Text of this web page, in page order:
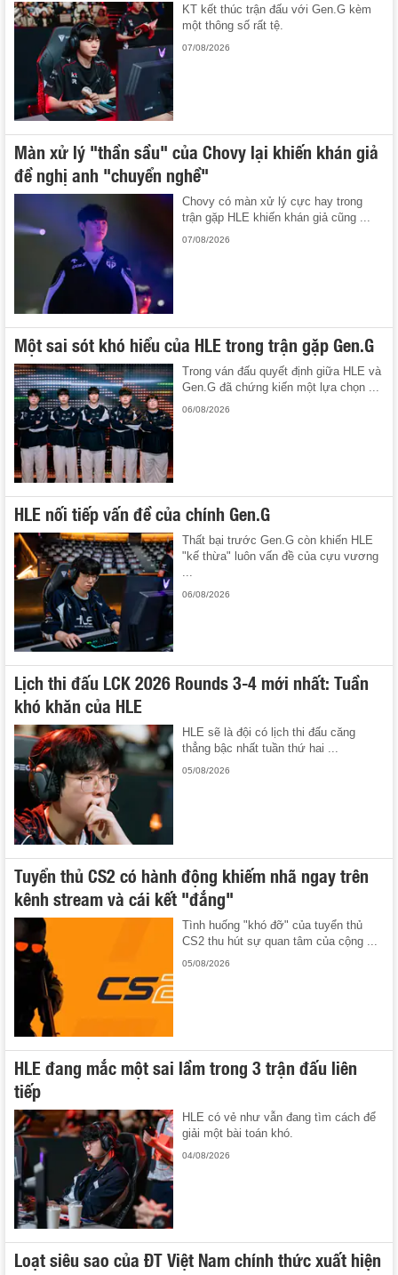
KT kết thúc trận đấu với Gen.G kèm
một thông số rất tệ.
07/08/2026
Màn xử lý "thần sầu" của Chovy lại khiến khán giả
đề nghị anh "chuyển nghề"
Chovy có màn xử lý cực hay trong
trận gặp HLE khiến khán giả cũng ...
07/08/2026
Một sai sót khó hiểu của HLE trong trận gặp Gen.G
Trong ván đấu quyết định giữa HLE và
Gen.G đã chứng kiến một lựa chọn ...
06/08/2026
HLE nối tiếp vấn đề của chính Gen.G
Thất bại trước Gen.G còn khiến HLE
"kế thừa" luôn vấn đề của cựu vương
06/08/2026
Lịch thi đấu LCK 2026 Rounds 3-4 mới nhất: Tuần
khó khăn của HLE
HLE sẽ là đội có lịch thi đấu căng
thẳng bậc nhất tuần thứ hai ...
05/08/2026
Tuyển thủ CS2 có hành động khiếm nhã ngay trên
kênh stream và cái kết "đắng"
Tình huống "khó đỡ" của tuyển thủ
CS2 thu hút sự quan tâm của cộng ...
05/08/2026
HLE đang mắc một sai lầm trong 3 trận đấu liên
tiếp
HLE có vẻ như vẫn đang tìm cách để
giải một bài toán khó.
04/08/2026
Loạt siêu sao của ĐT Việt Nam chính thức xuất hiện